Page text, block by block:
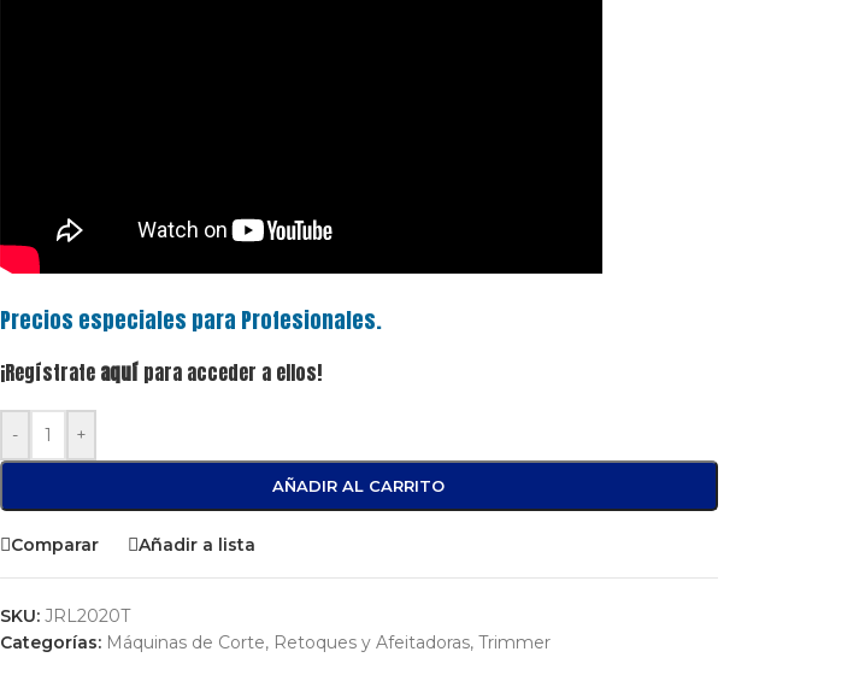
Precios especiales para Profesionales.
¡Regístrate aquípara acceder a ellos!
- +
AÑADIR AL CARRITO
Comparar Añadir a lista
SKU: JRL2020T
Categorías: Máquinas de Corte, Retoques y Afeitadoras, Trimmer